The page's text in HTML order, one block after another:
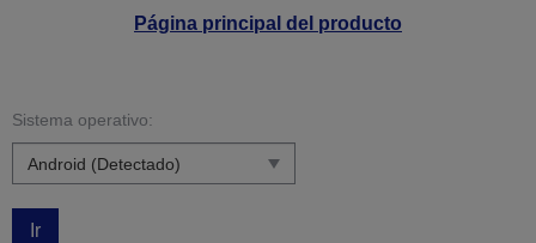
Página principal del producto
Sistema operativo:
Ir